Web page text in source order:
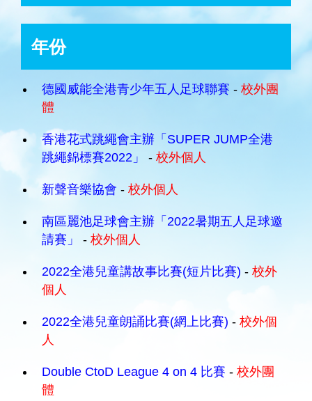
年份
德國威能全港青少年五人足球聯賽 - 校外團
體
香港花式跳繩會主辦「SUPER JUMP全港
跳繩錦標賽2022」
- 校外個人
新聲音樂協會 - 校外個人
南區麗池足球會主辦「2022暑期五人足球邀
請賽」
- 校外個人
2022全港兒童講故事比賽(短片比賽) - 校外
個人
2022全港兒童朗誦比賽(網上比賽) - 校外個
人
Double CtoD League 4 on 4 比賽 - 校外團
體